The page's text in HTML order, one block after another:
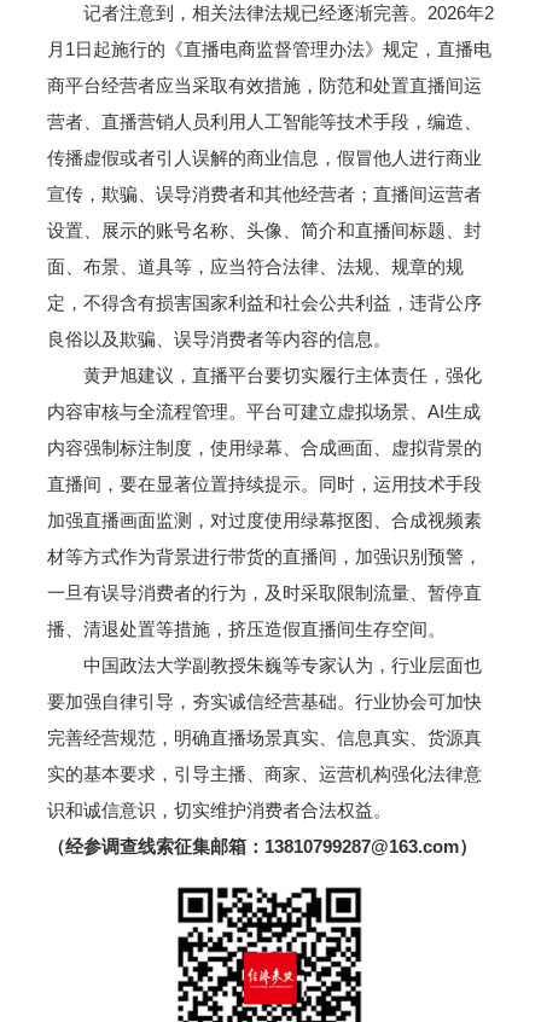
记者注意到，相关法律法规已经逐渐完善。2026年2
月1日起施行的《直播电商监督管理办法》规定，直播电
商平台经营者应当采取有效措施，防范和处置直播间运
营者、直播营销人员利用人工智能等技术手段，编造、
传播虚假或者引人误解的商业信息，假冒他人进行商业
宣传，欺骗、误导消费者和其他经营者；直播间运营者
设置、展示的账号名称、头像、简介和直播间标题、封
面、布景、道具等，应当符合法律、法规、规章的规
定，不得含有损害国家利益和社会公共利益，违背公序
良俗以及欺骗、误导消费者等内容的信息。
黄尹旭建议，直播平台要切实履行主体责任，强化
内容审核与全流程管理。平台可建立虚拟场景、AI生成
内容强制标注制度，使用绿幕、合成画面、虚拟背景的
直播间，要在显著位置持续提示。同时，运用技术手段
加强直播画面监测，对过度使用绿幕抠图、合成视频素
材等方式作为背景进行带货的直播间，加强识别预警，
一旦有误导消费者的行为，及时采取限制流量、暂停直
播、清退处置等措施，挤压造假直播间生存空间。
中国政法大学副教授朱巍等专家认为，行业层面也
要加强自律引导，夯实诚信经营基础。行业协会可加快
完善经营规范，明确直播场景真实、信息真实、货源真
实的基本要求，引导主播、商家、运营机构强化法律意
识和诚信意识，切实维护消费者合法权益。
（经参调查线索征集邮箱：13810799287@163.com）